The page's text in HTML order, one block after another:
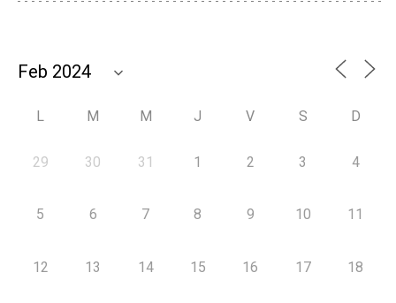
L M M J V S D
29 30 31 1 2 3 4
5 6 7 8 9 10 11
12 13 14 15 16 17 18